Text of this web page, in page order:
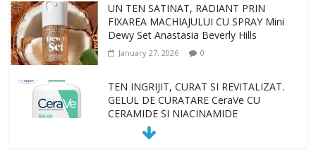
UN TEN SATINAT, RADIANT PRIN
FIXAREA MACHIAJULUI CU SPRAY Mini
Dewy Set Anastasia Beverly Hills
January 27, 2026 0
TEN INGRIJIT, CURAT SI REVITALIZAT.
GELUL DE CURATARE CeraVe CU
CERAMIDE SI NIACINAMIDE
January 23, 2026